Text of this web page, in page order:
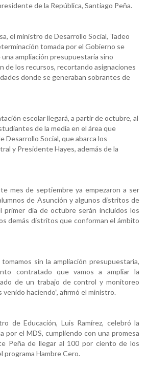
de la República, Santiago Peña.
el ministro de Desarrollo Social, Tadeo
tomada por el Gobierno se
ampliación presupuestaria sino
de los recursos, recortando asignaciones
donde se generaban sobrantes de
escolar llegará, a partir de octubre, al
de la media en el área que
Desarrollo Social, que abarca los
y Presidente Hayes, además de la
mes de septiembre ya empezaron a ser
de Asunción y algunos distritos de
primer día de octubre serán incluidos los
demás distritos que conforman el ámbito
sin la ampliación presupuestaria,
contratado que vamos a ampliar la
de un trabajo de control y monitoreo
haciendo”, afirmó el ministro.
de Educación, Luis Ramírez, celebró la
por el MDS, cumpliendo con una promesa
Peña de llegar al 100 por ciento de los
Hambre Cero.